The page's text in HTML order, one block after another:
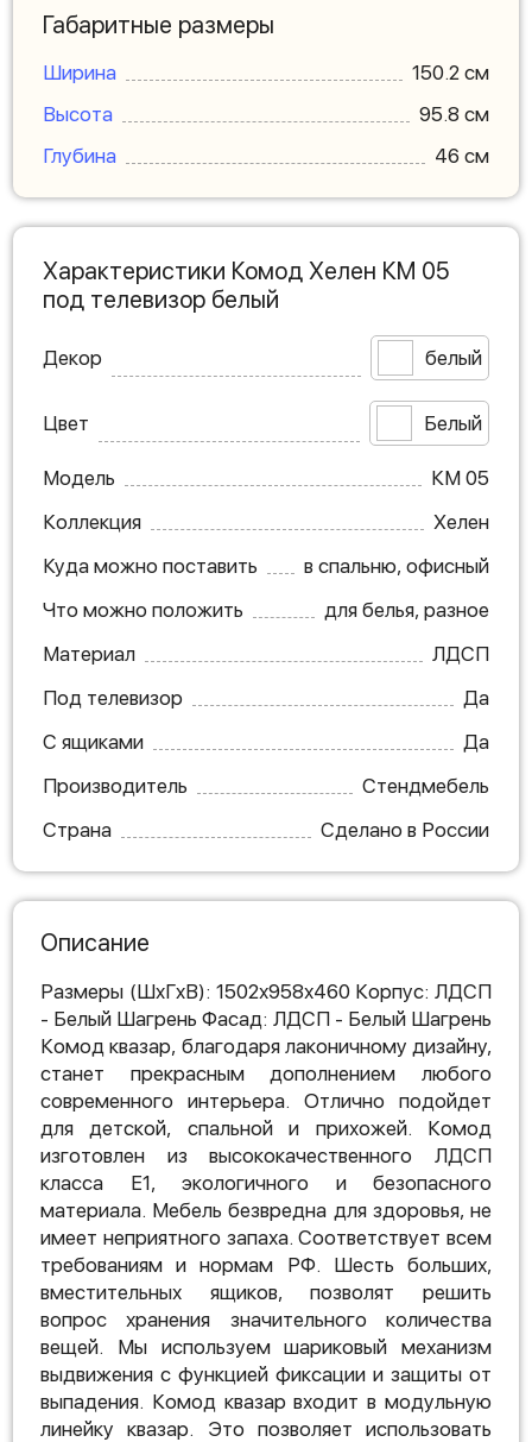
Габаритные размеры
Ширина
150.2 см
Высота
95.8 см
Глубина
46 см
Характеристики Комод Хелен КМ 05
под телевизор белый
Декор белый
Цвет Белый
Модель
КМ 05
Коллекция
Хелен
Куда можно поставить
в спальню, офисный
Что можно положить
для белья, разное
Материал
ЛДСП
Под телевизор
Да
С ящиками
Да
Производитель
Стендмебель
Страна
Сделано в России
Описание
Размеры (ШxГxВ): 1502х958х460 Корпус: ЛДСП
- Белый Шагрень Фасад: ЛДСП - Белый Шагрень
Комод квазар, благодаря лаконичному дизайну,
станет прекрасным дополнением любого
современного интерьера. Отлично подойдет
для детской, спальной и прихожей. Комод
изготовлен из высококачественного ЛДСП
класса Е1, экологичного и безопасного
материала. Мебель безвредна для здоровья, не
имеет неприятного запаха. Соответствует всем
требованиям и нормам РФ. Шесть больших,
вместительных ящиков, позволят решить
вопрос хранения значительного количества
вещей. Мы используем шариковый механизм
выдвижения с функцией фиксации и защиты от
выпадения. Комод квазар входит в модульную
линейку квазар. Это позволяет использовать